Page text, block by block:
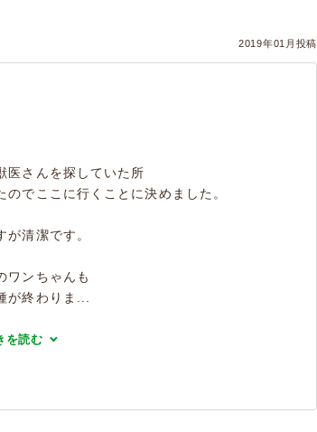
2019年01月投稿
医さんを探していた所
でここに行くことに決めました。
清潔です。
ワンちゃんも
が終わりま...
を読む